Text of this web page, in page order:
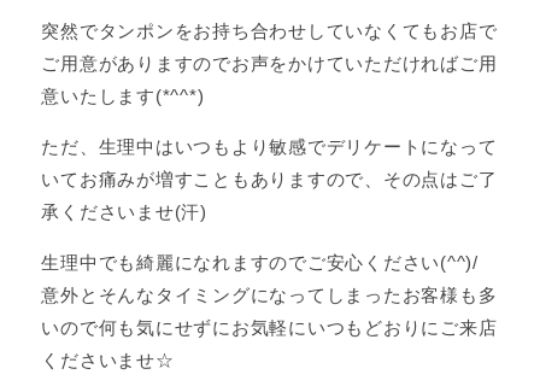
突然でタンポンをお持ち合わせしていなくてもお店で
ご用意がありますのでお声をかけていただければご用
意いたします(*^^*)
ただ、生理中はいつもより敏感でデリケートになって
いてお痛みが増すこともありますので、その点はご了
承くださいませ(汗)
生理中でも綺麗になれますのでご安心ください(^^)/
意外とそんなタイミングになってしまったお客様も多
いので何も気にせずにお気軽にいつもどおりにご来店
くださいませ☆